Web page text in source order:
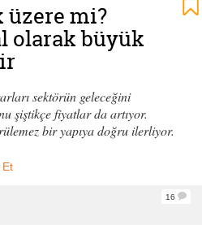
üzere mi?
olarak büyük
sektörün geleceğini
şiştikçe fiyatlar da artıyor.
bir yapıya doğru ilerliyor.
Et
16